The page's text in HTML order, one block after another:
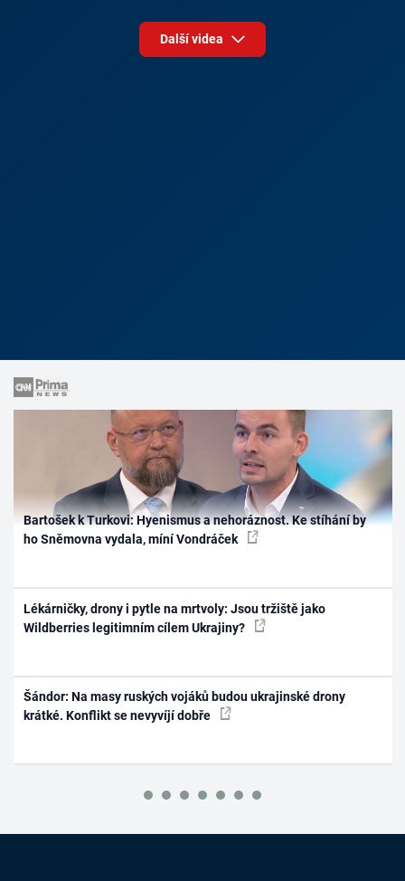
Další videa
Bartošek k Turkovi: Hyenismus a nehoráznost. Ke stíhání by
ho Sněmovna vydala, míní Vondráček
Lékárničky, drony i pytle na mrtvoly: Jsou tržiště jako
Wildberries legitimním cílem Ukrajiny?
Šándor: Na masy ruských vojáků budou ukrajinské drony
krátké. Konflikt se nevyvíjí dobře